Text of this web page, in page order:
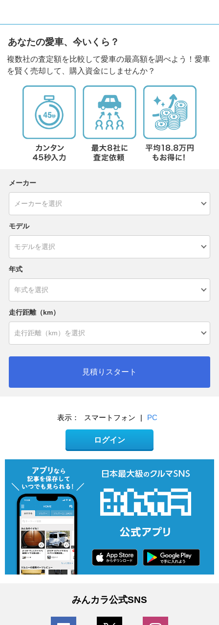
あなたの愛車、今いくら？
複数社の査定額を比較して愛車の最高額を調べよう！愛車
を賢く売却して、購入資金にしませんか？
メーカー
モデル
年式
走行距離（km）
見積りスタート
表示： スマートフォン | PC
ログイン
みんカラ公式SNS